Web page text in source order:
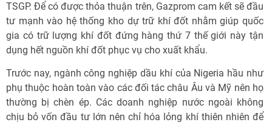
TSGP. Để có được thỏa thuận trên, Gazprom cam kết sẽ đầu
tư mạnh vào hệ thống kho dự trữ khí đốt nhằm giúp quốc
gia có trữ lượng khí đốt đứng hàng thứ 7 thế giới này tận
dụng hết nguồn khí đốt phục vụ cho xuất khẩu.
Trước nay, ngành công nghiệp dầu khí của Nigeria hầu như
phụ thuộc hoàn toàn vào các đối tác châu Âu và Mỹ nên họ
thường bị chèn ép. Các doanh nghiệp nước ngoài không
chịu bỏ vốn đầu tư lớn nên chỉ hóa lỏng khí thiên nhiên để